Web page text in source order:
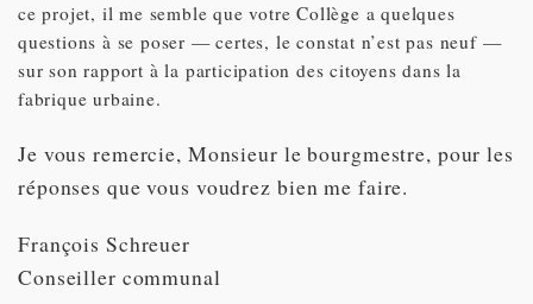
ce projet, il me semble que votre Collège a quelques
questions à se poser — certes, le constat n’est pas neuf —
sur son rapport à la participation des citoyens dans la
fabrique urbaine.
Je vous remercie, Monsieur le bourgmestre, pour les
réponses que vous voudrez bien me faire.
François Schreuer
Conseiller communal